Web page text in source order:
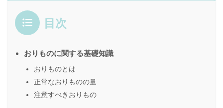
目次
おりものに関する基礎知識
おりものとは
正常なおりものの量
注意すべきおりもの